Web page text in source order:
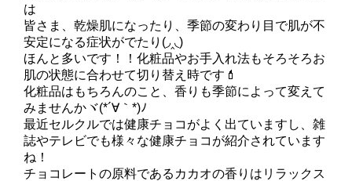
は
皆さま、乾燥肌になったり、季節の変わり目で肌が不
安定になる症状がでたり(◞‸◟)
ほんと多いです！！化粧品やお手入れ法もそろそろお
肌の状態に合わせて切り替え時です💄
化粧品はもちろんのこと、香りも季節によって変えて
みませんかヾ(*´∀｀*)ﾉ
最近セルクルでは健康チョコがよく出ていますし、雑
誌やテレビでも様々な健康チョコが紹介されています
ね！
チョコレートの原料であるカカオの香りはリラックス